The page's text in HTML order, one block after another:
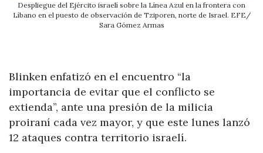
Despliegue del Ejército israelí sobre la Línea Azul en la frontera con
Líbano en el puesto de observación de Tziporen, norte de Israel. EFE/
Sara Gómez Armas
Blinken enfatizó en el encuentro “la
importancia de evitar que el conflicto se
extienda”, ante una presión de la milicia
proiraní cada vez mayor, y que este lunes lanzó
12 ataques contra territorio israelí.